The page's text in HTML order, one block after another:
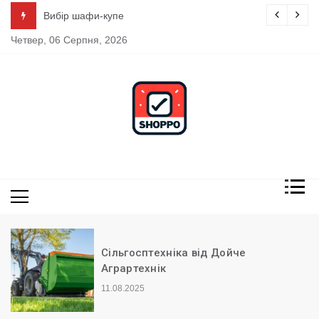
content
Вибір шафи-купе
Четвер, 06 Серпня, 2026
Сільгосптехніка від Дойче
Аграртехнік
11.08.2025